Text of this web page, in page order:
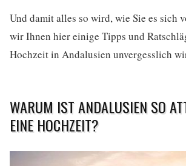
Und damit alles so wird, wie Sie es sich
wir Ihnen hier einige Tipps und
Hochzeit in Andalusien unvergesslich
WARUM IST ANDALUSIEN SO
EINE HOCHZEIT?